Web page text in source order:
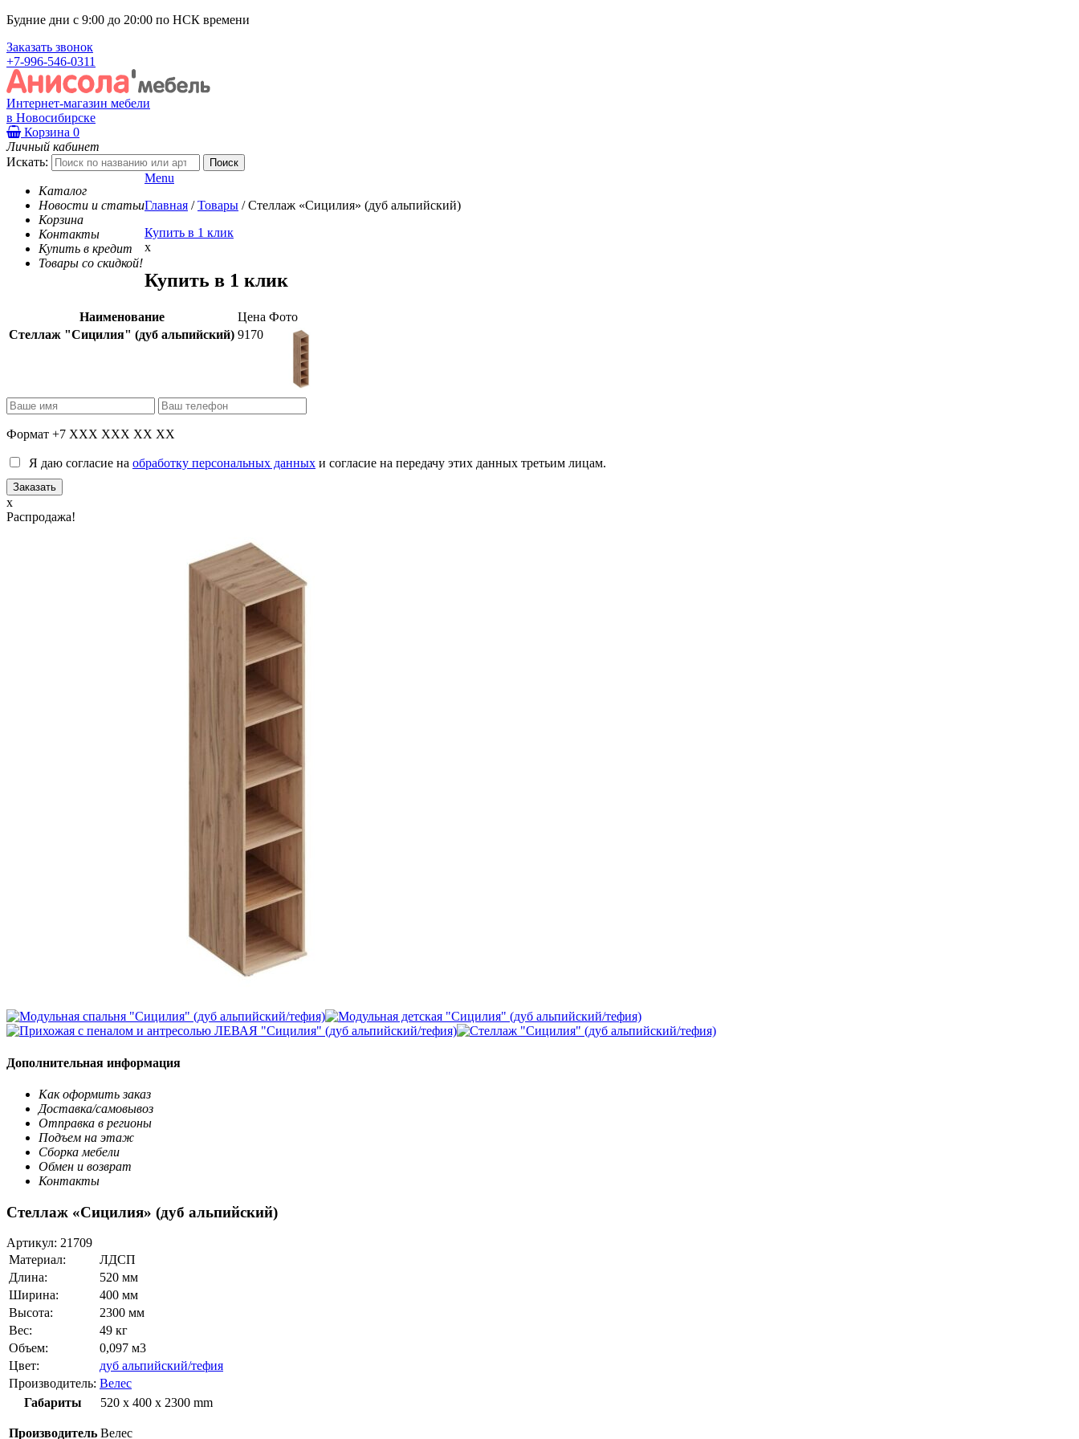
Будние дни с 9:00 до 20:00 по НСК времени
Заказать звонок
+7-996-546-0311
Интернет-магазин мебели
в Новосибирске
Корзина 0
Личный кабинет
Искать:
Каталог
Новости и статьи
Корзина
Контакты
Купить в кредит
Товары со скидкой!
Menu
Главная / Товары / Стеллаж «Сицилия» (дуб альпийский)
Купить в 1 клик
x
Купить в 1 клик
Наименование Цена Фото
Стеллаж "Сицилия" (дуб альпийский) 9170
Формат +7 XXX XXX XX XX
Я даю согласие на обработку персональных данных и согласие на передачу этих данных третьим лицам.
x
Распродажа!
Дополнительная информация
Как оформить заказ
Доставка/самовывоз
Отправка в регионы
Подъем на этаж
Сборка мебели
Обмен и возврат
Контакты
Стеллаж «Сицилия» (дуб альпийский)
Артикул: 21709
Материал:
ЛДСП
Длина:
520 мм
Ширина:
400 мм
Высота:
2300 мм
Вес:
49 кг
Объем:
0,097 м3
Цвет:
дуб альпийский/тефия
Производитель: Велес
Габариты
520 x 400 x 2300 mm
Производитель Велес